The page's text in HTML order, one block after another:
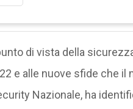
di vista della
e alle nuove sfide che il
Nazionale, ha